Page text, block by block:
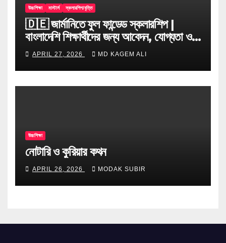
উচ্চশিক্ষা মাস্টার্স স্কলারশিপ/বৃত্তি
🇩🇪 জার্মানিতে ফুল ফান্ডেড স্কলারশিপ |
বাংলাদেশি শিক্ষার্থীদের জন্য আবেদন, যোগ্যতা ও
টিপস
APRIL 27, 2026 MD KAGEM ALI
উচ্চশিক্ষা
নোটারি ও কুরিয়ার কথন
APRIL 26, 2026 MODAK SUBIR